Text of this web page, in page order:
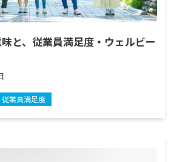
と、従業員満足度・ウェルビー
従業員満足度